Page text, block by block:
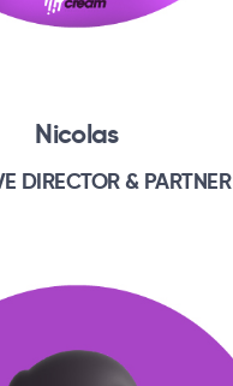
Nicolas
DIRECTOR & PARTNER